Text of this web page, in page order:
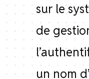
sur le
de
un nom